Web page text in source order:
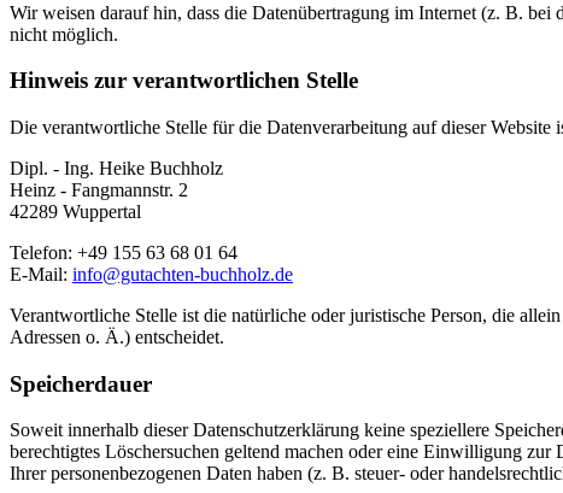
Wir weisen darauf hin, dass die Datenübertragung im Internet (z. B.
nicht möglich.
Hinweis zur verantwortlichen Stelle
Die verantwortliche Stelle für die Datenverarbeitung auf dieser Website
Dipl. - Ing. Heike Buchholz
Heinz - Fangmannstr. 2
42289 Wuppertal
Telefon: +49 155 63 68 01 64
E-Mail: info@gutachten-buchholz.de
Verantwortliche Stelle ist die natürliche oder juristische Person, die
Adressen o. Ä.) entscheidet.
Speicherdauer
Soweit innerhalb dieser Datenschutzerklärung keine speziellere
berechtigtes Löschersuchen geltend machen oder eine Einwilligung
Ihrer personenbezogenen Daten haben (z. B. steuer- oder